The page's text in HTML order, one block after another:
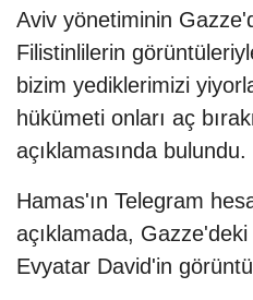
Aviv yönetiminin
Filistinlilerin
bizim yediklerimizi
hükümeti onları aç
açıklamasında bulundu.
Hamas'ın Telegram
açıklamada,
Evyatar David'in